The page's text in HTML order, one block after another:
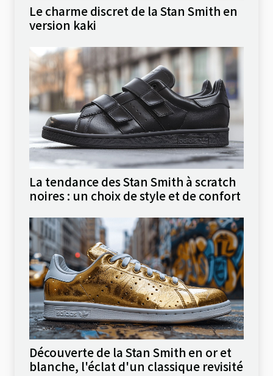
Le charme discret de la Stan Smith en
version kaki
La tendance des Stan Smith à scratch
noires : un choix de style et de confort
Découverte de la Stan Smith en or et
blanche, l'éclat d'un classique revisité